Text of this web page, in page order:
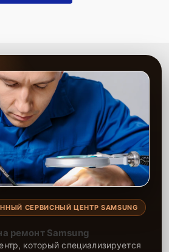
СЕРВИСНЫЙ ЦЕНТР SAMSUNG
ремонт Samsung
который специализируется